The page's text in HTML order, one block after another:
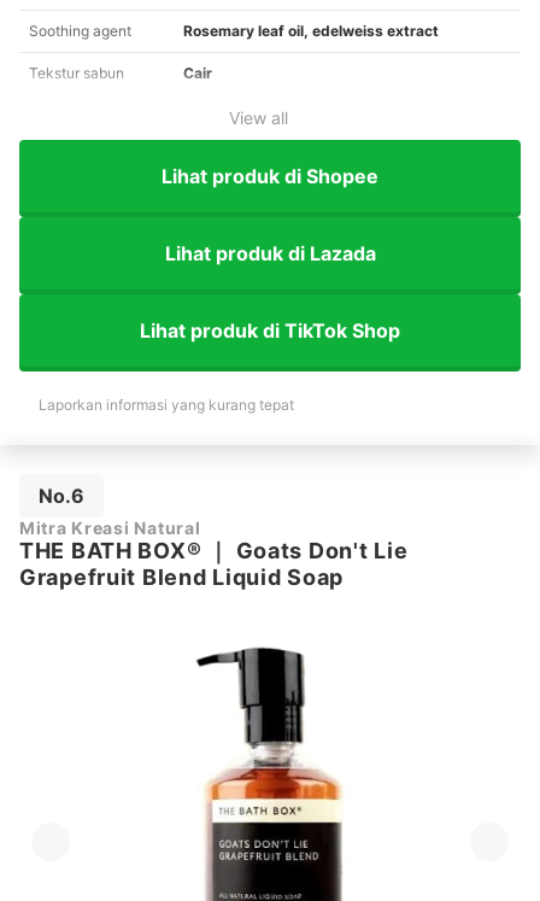
Soothing agent Rosemary leaf oil, edelweiss extract
Tekstur sabun Cair
View all
Lihat produk di Shopee
Lihat produk di Lazada
Lihat produk di TikTok Shop
Laporkan informasi yang kurang tepat
No.6
Mitra Kreasi Natural
THE BATH BOX®
Goats Don't Lie
Grapefruit Blend Liquid Soap